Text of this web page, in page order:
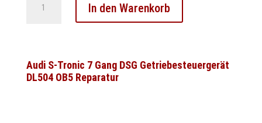
/
DQ500
In den Warenkorb
Audi S-Tronic 7 Gang DSG Getriebesteuergerät
DL504 OB5 Reparatur